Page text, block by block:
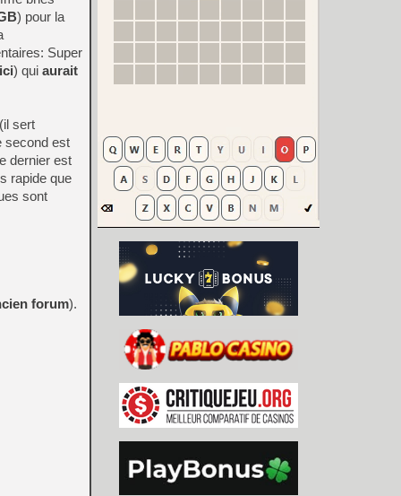
) pour la
Super
ici) qui aurait
sert
second est
dernier est
rapide que
sont
forum).